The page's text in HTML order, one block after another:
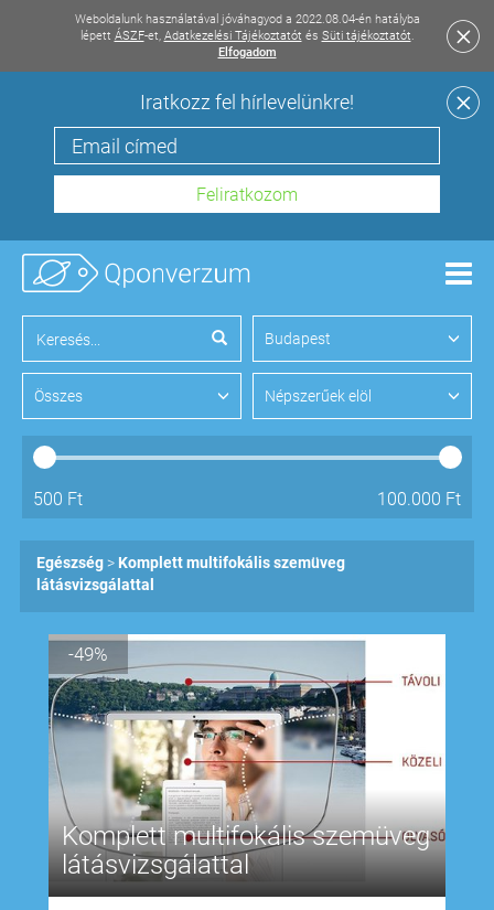
Weboldalunk használatával jóváhagyod a 2022.08.04-én hatályba
lépett ÁSZF-et, Adatkezelési Tájékoztatót és Süti tájékoztatót.
Elfogadom
Iratkozz fel hírlevelünkre!
Budapest
Összes Népszerűek elöl
500 Ft 100.000 Ft
Egészség
Komplett multifokális szemüveg
látásvizsgálattal
-49%
Komplett multifokális szemüveg
látásvizsgálattal